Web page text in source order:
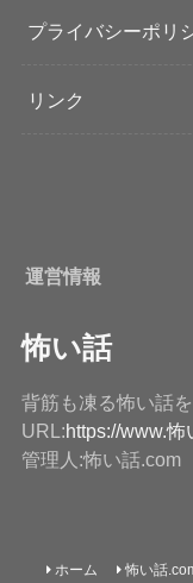
プライバシーポリ
リンク
運営情報
怖い話
背筋も凍る怖い話
URL:https://www.怖
管理人:怖い話.com
ホーム 怖い話